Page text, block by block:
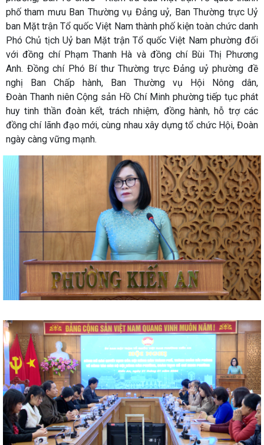
phố tham mưu Ban Thường vụ Đảng uỷ, Ban Thường trực Uỷ
ban Mặt trận Tổ quốc Việt Nam thành phố kiện toàn chức danh
Phó Chủ tịch Uỷ ban Mặt trận Tổ quốc Việt Nam phường đối
với đồng chí Phạm Thanh Hà và đồng chí Bùi Thị Phương
Anh. Đồng chí Phó Bí thư Thường trực Đảng uỷ phường đề
nghị Ban Chấp hành, Ban Thường vụ Hội Nông dân,
Đoàn Thanh niên Cộng sản Hồ Chí Minh phường tiếp tục phát
huy tinh thần đoàn kết, trách nhiệm, đồng hành, hỗ trợ các
đồng chí lãnh đạo mới, cùng nhau xây dựng tổ chức Hội, Đoàn
ngày càng vững mạnh.